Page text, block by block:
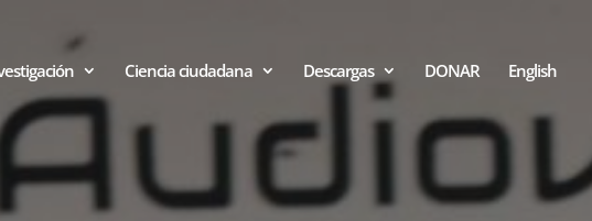
Ciencia ciudadana Descargas DONAR English